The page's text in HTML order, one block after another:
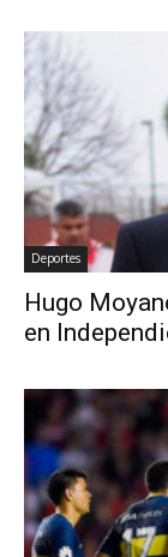
Deportes
Hugo
en